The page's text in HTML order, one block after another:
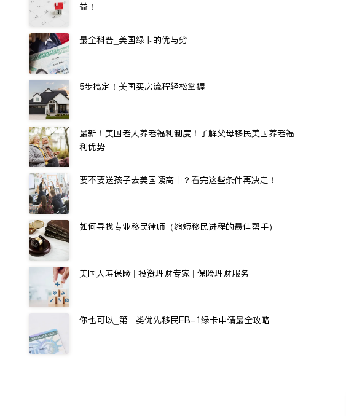
益！
最全科普_美国绿卡的优与劣
5步搞定！美国买房流程轻松掌握
最新！美国老人养老福利制度！了解父母移民美国养老福
利优势
要不要送孩子去美国读高中？看完这些条件再决定！
如何寻找专业移民律师（缩短移民进程的最佳帮手）
美国人寿保险 | 投资理财专家 | 保险理财服务
你也可以_第一类优先移民EB-1绿卡申请最全攻略